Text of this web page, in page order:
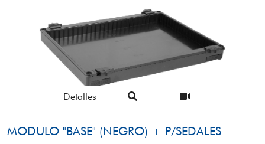
Detalles
MODULO "BASE" (NEGRO) + P/SEDALES